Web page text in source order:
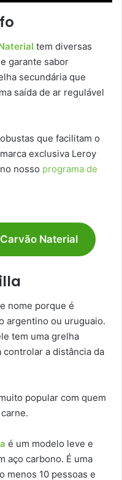
tem diversas
garante sabor
secundária que
saída de ar regulável
que facilitam o
exclusiva Leroy
nosso programa de
Naterial
nome porque é
argentino ou uruguaio.
tem uma grelha
controlar a distância da
popular com quem
é um modelo leve e
aço carbono. É uma
menos 10 pessoas e